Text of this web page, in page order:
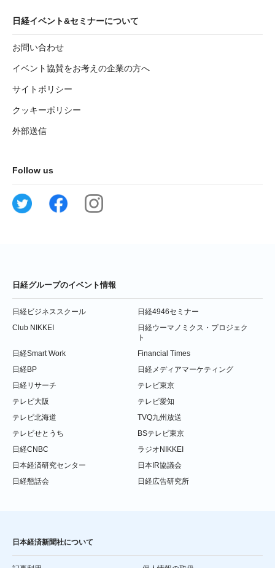
日経イベント&セミナーについて
お問い合わせ
イベント協賛をお考えの企業の方へ
サイトポリシー
クッキーポリシー
外部送信
Follow us
日経グループのイベント情報
日経ビジネススクール
日経4946セミナー
Club NIKKEI
日経ウーマノミクス・プロジェク
ト
日経Smart Work
Financial Times
日経BP
日経メディアマーケティング
日経リサーチ
テレビ東京
テレビ大阪
テレビ愛知
テレビ北海道
TVQ九州放送
テレビせとうち
BSテレビ東京
日経CNBC
ラジオNIKKEI
日本経済研究センター
日本IR協議会
日経懇話会
日経広告研究所
日本経済新聞社について